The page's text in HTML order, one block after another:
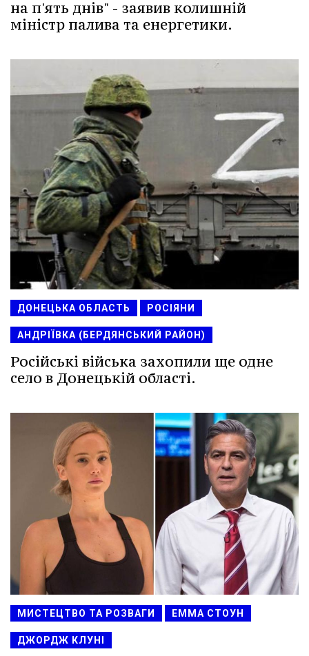
на п'ять днів" - заявив колишній
міністр палива та енергетики.
ДОНЕЦЬКА ОБЛАСТЬ РОСІЯНИ
АНДРІЇВКА (БЕРДЯНСЬКИЙ РАЙОН)
Російські війська захопили ще одне
село в Донецькій області.
МИСТЕЦТВО ТА РОЗВАГИ ЕММА СТОУН
ДЖОРДЖ КЛУНІ